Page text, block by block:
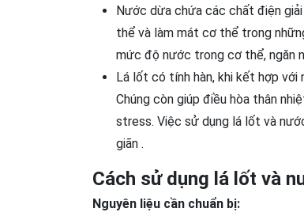
Nước dừa chứa các chất điện
thể và làm mát cơ thể trong
mức độ nước trong cơ thể, ngăn
Lá lốt có tính hàn, khi kết hợp với
Chúng còn giúp điều hòa thân
stress. Việc sử dụng lá lốt và
giãn .
Cách sử dụng lá lốt và
Nguyên liệu cần chuẩn bị: